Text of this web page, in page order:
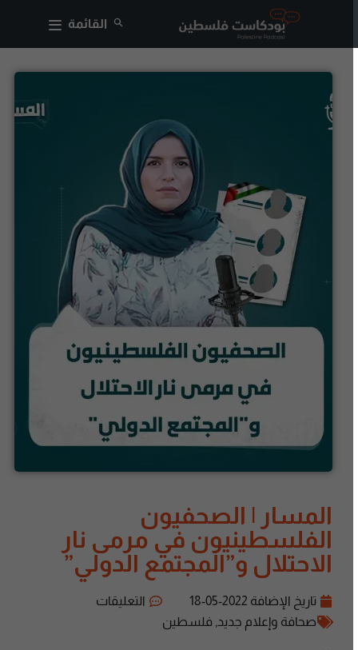
القائمة
المسار | الصحفيون
الفلسطينيون في مرمى نار
الاحتلال و”المجتمع الدولي”
تاريخ الإضافة2022-05-18
التعليقات
صحافة وإعلام جديد, فلسطين